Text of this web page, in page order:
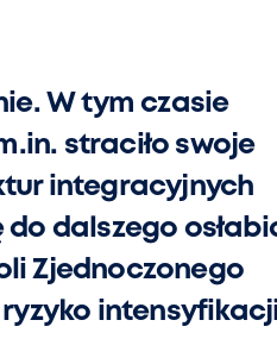
W tym czasie
straciło swoje
integracyjnych
do dalszego
Zjednoczonego